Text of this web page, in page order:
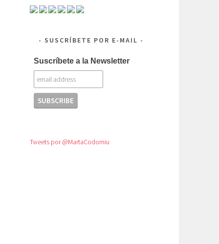
SUSCRÍBETE POR E-MAIL
Suscríbete a la Newsletter
Tweets por @MartaCodorniu